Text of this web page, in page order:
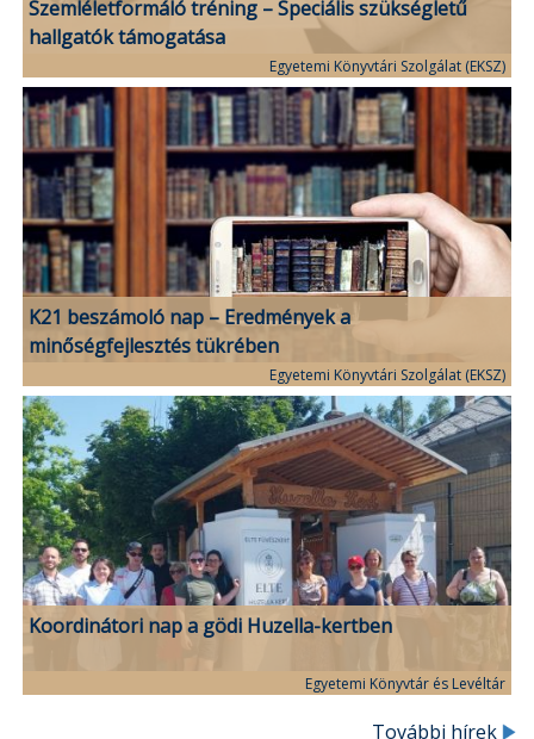
Szemléletformáló tréning – Speciális szükségletű
hallgatók támogatása
Egyetemi Könyvtári Szolgálat (EKSZ)
K21 beszámoló nap – Eredmények a
minőségfejlesztés tükrében
Egyetemi Könyvtári Szolgálat (EKSZ)
Koordinátori nap a gödi Huzella-kertben
Egyetemi Könyvtár és Levéltár
További hírek